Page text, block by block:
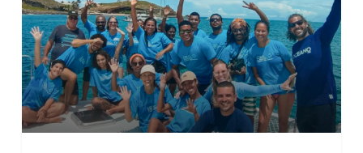
mentoria
que
a
Raízes
executou
com
a